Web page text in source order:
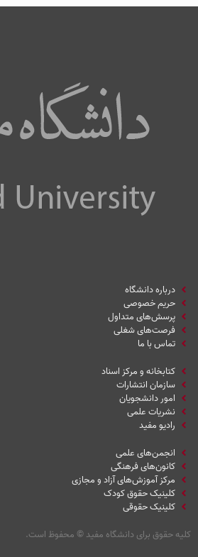
درباره دانشگاه
حریم خصوصی
پرسش‌های متداول
فرصت‌های شغلی
تماس با ما
کتابخانه و مرکز اسناد
سازمان انتشارات
امور دانشجویان
نشریات علمی
رادیو مفید
انجمن‌های علمی
کانون‌های فرهنگی
مرکز آموزش‌های آزاد و مجازی
کلینیک حقوق کودک
کلینیک حقوقی
کلیه حقوق برای دانشگاه مفید© محفوظ است.